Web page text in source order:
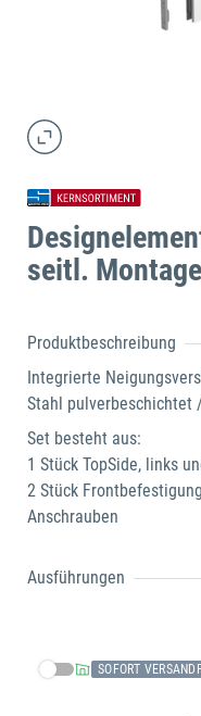
seitl.
Produktbeschreibung
Integrierte
Stahl pulverbeschichtet
Set besteht aus:
1 Stück TopSide, links
2 Stück
Anschrauben
Ausführungen
SOFORT